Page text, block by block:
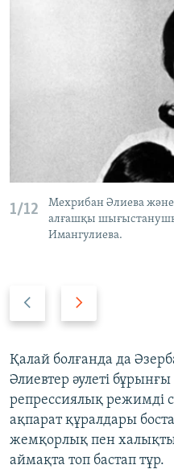
1/12
Мехрибан Әлиева
алғашқы шығыстанушы
Имангулиева.
v
i
o
u
s
s
t
s
l
i
d
e
Қалай болғанда да
Әлиевтер әулеті
репрессиялық режимді
ақпарат құралдары
жемқорлық пен
аймақта топ бастап тұр.